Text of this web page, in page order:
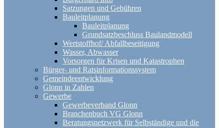
Satzungen und Gebühren
Bauleitplanung
Bauleitplanung
Grundsatzbeschluss Baulandmodell
Wertstoffhof/ Abfallbeseitigung
Wasser, Abwasser
Vorsorgen für Krisen und Katastrophen
Bürger- und Ratsinformationssystem
Gemeindeentwicklung
Glonn in Zahlen
Gewerbe
Gewerbeverband Glonn
Branchenbuch VG Glonn
Beratungsnetzwerk für Selbständige und die